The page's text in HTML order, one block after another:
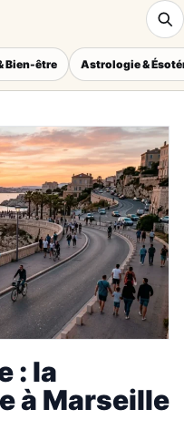
Bien-être Astrologie &
: la
à Marseille